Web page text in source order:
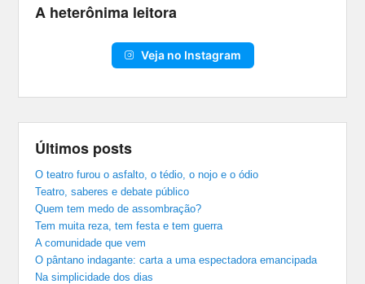
A heterônima leitora
Veja no Instagram
Últimos posts
O teatro furou o asfalto, o tédio, o nojo e o ódio
Teatro, saberes e debate público
Quem tem medo de assombração?
Tem muita reza, tem festa e tem guerra
A comunidade que vem
O pântano indagante: carta a uma espectadora emancipada
Na simplicidade dos dias